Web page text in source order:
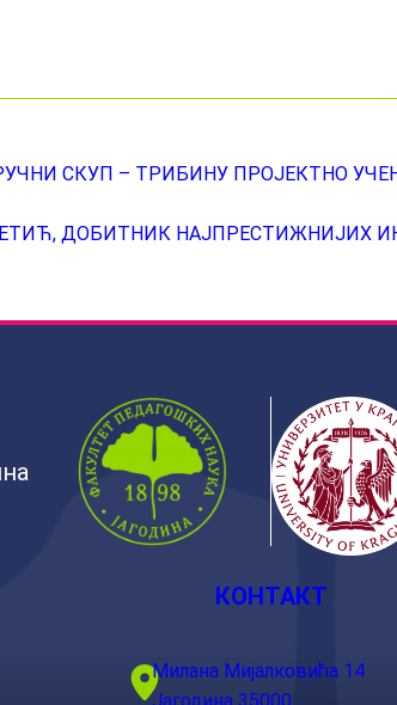
СКУП – ТРИБИНУ ПРОЈЕКТНО
ДОБИТНИК НАЈПРЕСТИЖНИЈИХ
КОНТАКТ
Милана Мијалковића 14